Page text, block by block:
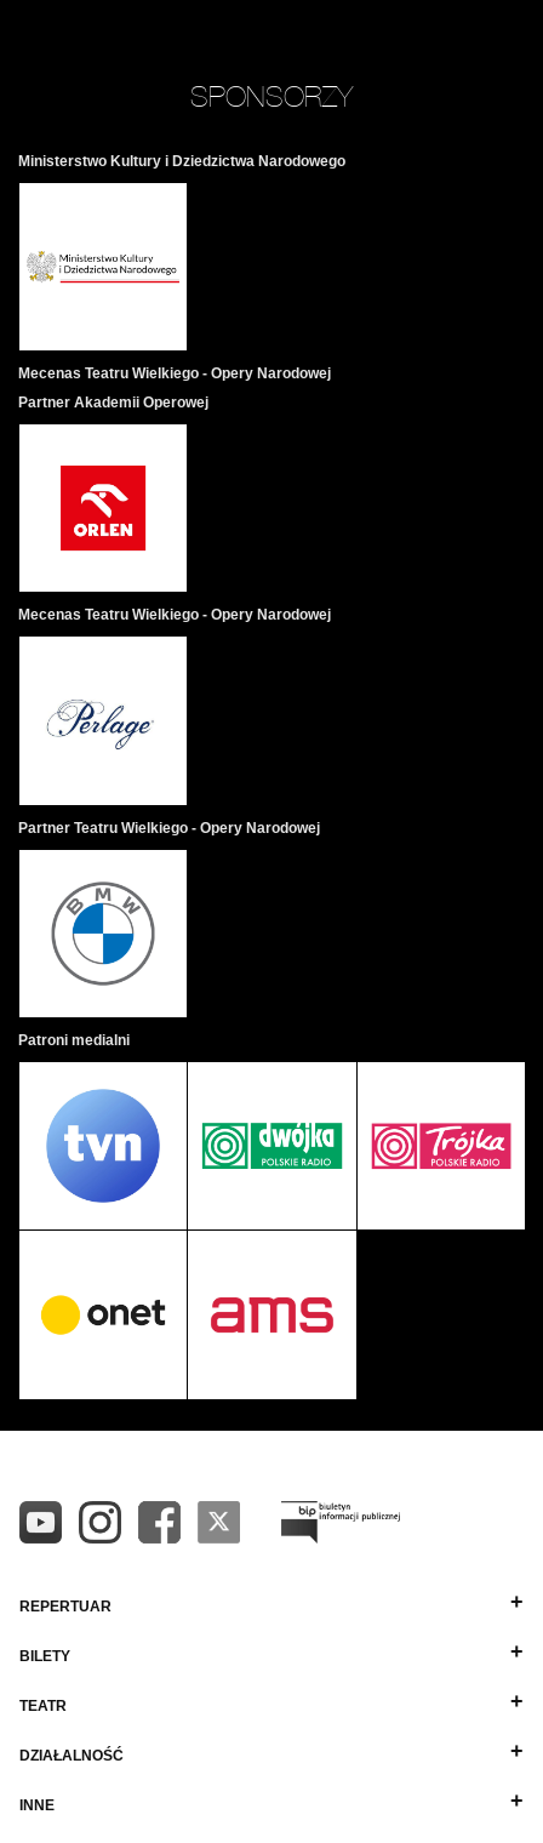
SPONSORZY
Ministerstwo Kultury i Dziedzictwa Narodowego
Mecenas Teatru Wielkiego - Opery Narodowej
Partner Akademii Operowej
Mecenas Teatru Wielkiego - Opery Narodowej
Partner Teatru Wielkiego - Opery Narodowej
Patroni medialni
REPERTUAR
BILETY
TEATR
DZIAŁALNOŚĆ
INNE